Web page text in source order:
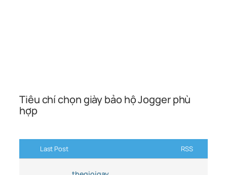
Tiêu chí chọn giày bảo hộ Jogger phù
hợp
Last Post RSS